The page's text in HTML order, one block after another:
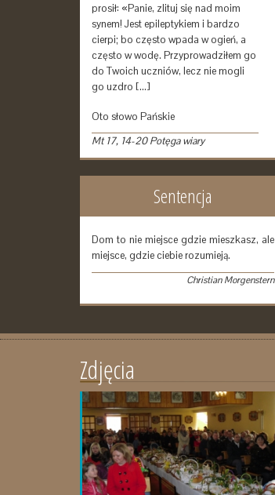
prosił: «Panie, zlituj się nad moim
synem! Jest epileptykiem i bardzo
cierpi; bo często wpada w ogień, a
często w wodę. Przyprowadziłem go
do Twoich uczniów, lecz nie mogli
go uzdro […]
Oto słowo Pańskie
Mt 17, 14-20 Potęga wiary
Sentencja
Dom to nie miejsce gdzie mieszkasz, ale
miejsce, gdzie ciebie rozumieją.
Christian Morgenstern
Zdjęcia